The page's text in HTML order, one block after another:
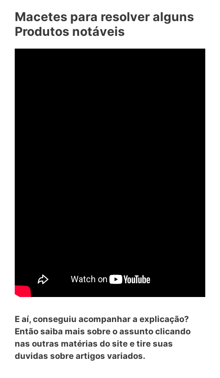
Macetes para resolver alguns
Produtos notáveis
E aí, conseguiu acompanhar a explicação?
Então saiba mais sobre o assunto clicando
nas outras matérias do site e tire suas
duvidas sobre artigos variados.